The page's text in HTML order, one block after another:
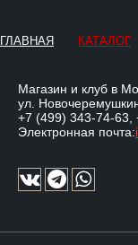
ГЛАВНАЯ КАТАЛОГ
Магазин и клуб в
ул.
+7 (499) 343-74-63
Электронная почта: